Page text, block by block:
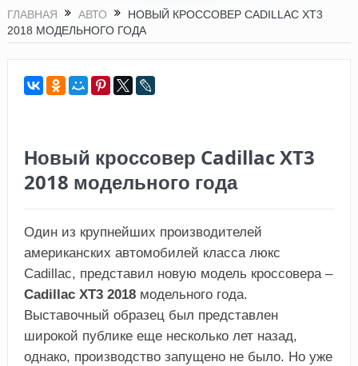
ГЛАВНАЯ АВТО
НОВЫЙ КРОССОВЕР CADILLAC XT3
2018 МОДЕЛЬНОГО ГОДА
Новый кроссовер Cadillac XT3
2018 модельного года
Один из крупнейших производителей
американских автомобилей класса люкс
Cadillac, представил новую модель кроссовера –
Cadillac ХТ3 2018модельного года.
Выставочный образец был представлен
широкой публике еще несколько лет назад,
однако, производство запущено не было. Но уже